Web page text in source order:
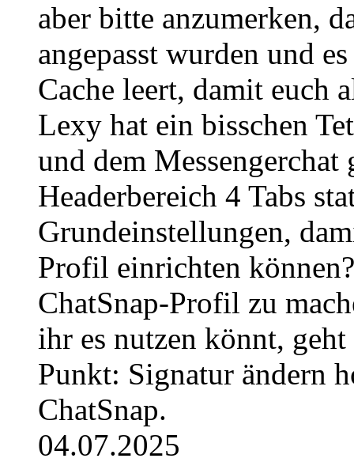
aber bitte anzumerken,
angepasst wurden und
Cache leert, damit euch
Lexy hat ein bisschen
und dem
Headerbereich 4 Tabs
Grundeinstellungen,
Profil einrichten
ChatSnap-Profil zu
ihr es nutzen könnt,
Punkt: Signatur ändern
ChatSnap.
04.07.2025